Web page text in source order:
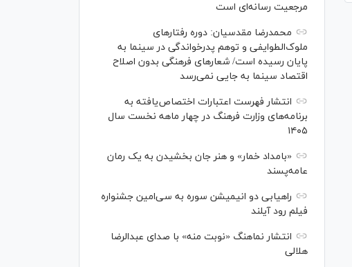
مرجعیت رسانه‌ای است
محمدرضا مقدسیان: دوره رفتارهای
ملوک‌الطوایفی و توهم پدرخواندگی در سینما به
پایان رسیده است/ شعارهای فرهنگی بدون اصلاح
اقتصاد سینما به جایی نمی‌رسد
انتشار فهرست اعتبارات اختصاص‌یافته به
برنامه‌های وزارت فرهنگ در چهار ماهه نخست سال
۱۴۰۵
«بامداد خمار» و هنر جان بخشیدن به یک رمان
عامه‌پسند
راهیابی دو انیمیشن سوره به سی‌امین جشنواره
فیلم رود آیلند
انتشار نماهنگ «نوبت منه» با صدای عبدالرضا
هلالی